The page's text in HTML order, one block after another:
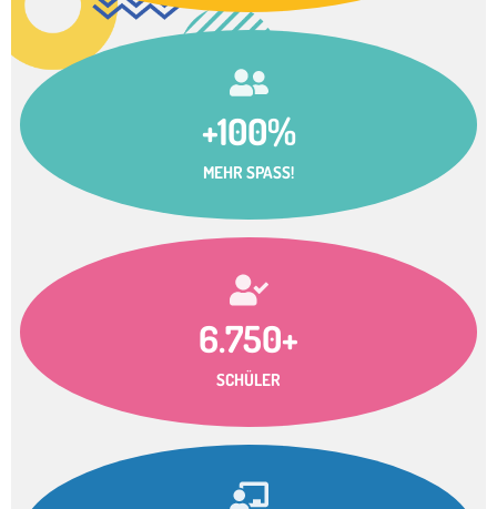
+100%
MEHR SPASS!
6.750+
SCHÜLER